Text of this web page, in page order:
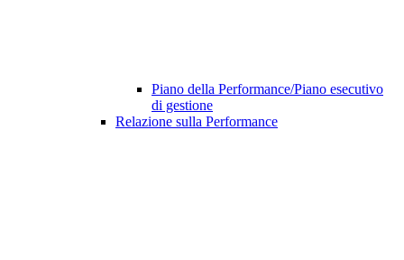
Piano della Performance/Piano esecutivo
di gestione
Relazione sulla Performance